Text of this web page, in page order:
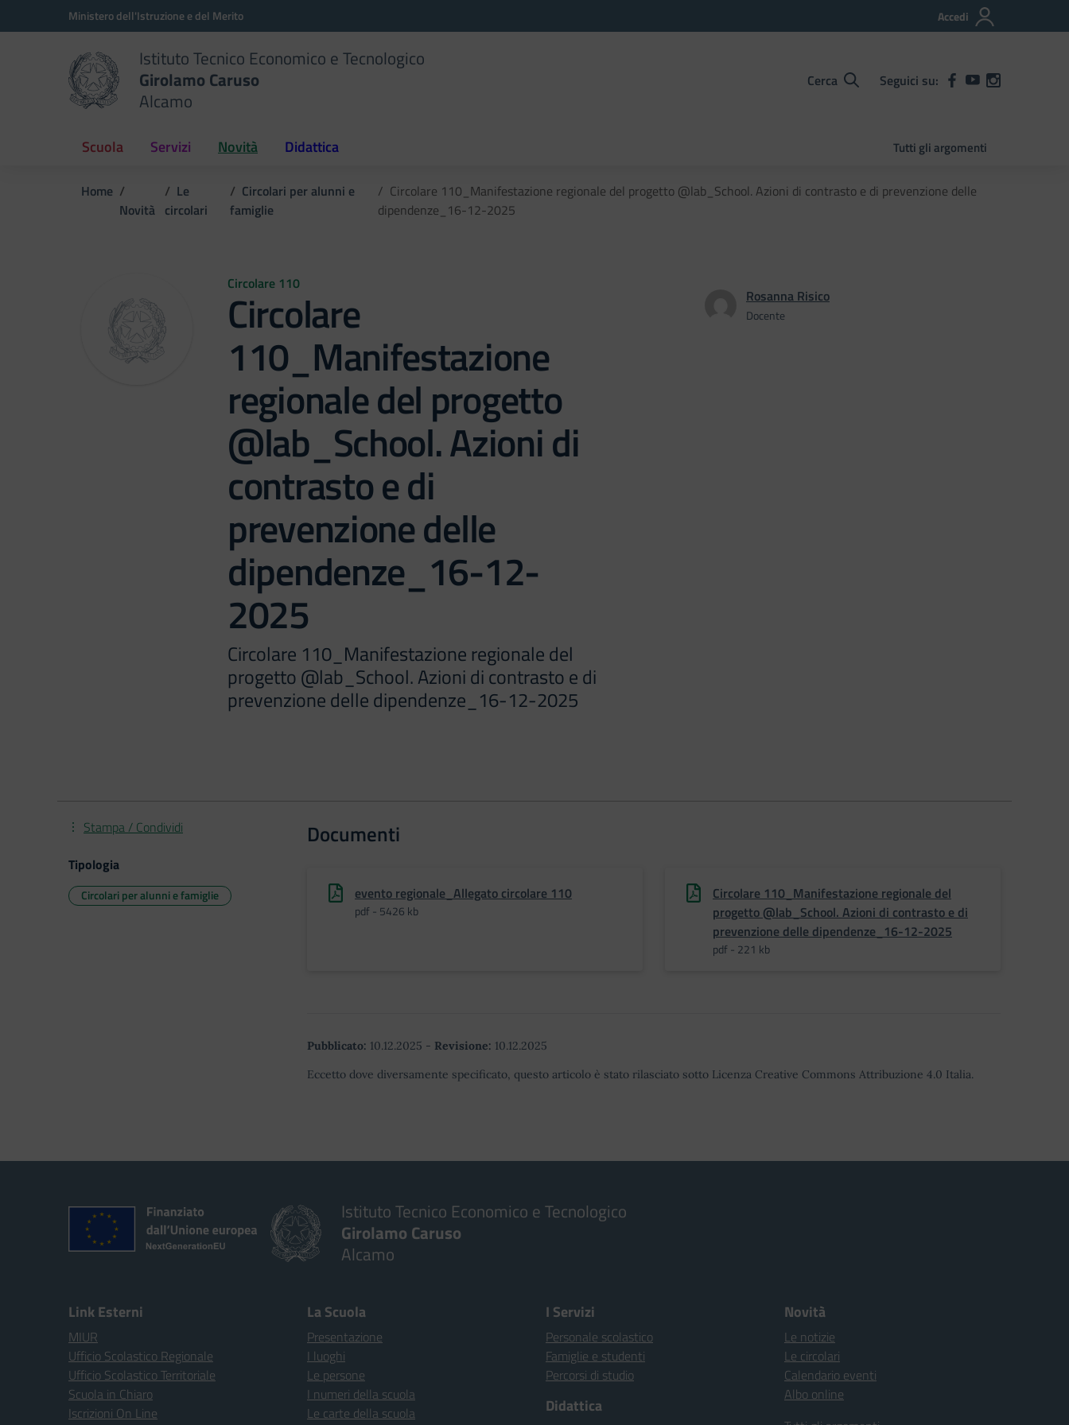
Vai ai contenuti
Vai al menu di navigazioneMinistero dell'Istruzione e del Merito Accedi
Istituto Tecnico Economico e Tecnologico
Girolamo Caruso
Alcamo
Cerca Seguici su:
Scuola Servizi Novità Didattica Tutti gli argomenti
Home
Novità
Le
circolari
Circolari per alunni e
famiglie
Circolare 110_Manifestazione regionale del progetto @lab_School. Azioni di contrasto e di prevenzione delle
dipendenze_16-12-2025
Circolare 110
Circolare
110_Manifestazione
regionale del progetto
@lab_School. Azioni di
contrasto e di
prevenzione delle
dipendenze_16-12-
2025
Circolare 110_Manifestazione regionale del
progetto @lab_School. Azioni di contrasto e di
prevenzione delle dipendenze_16-12-2025
Rosanna Risico
Docente
Documenti
evento regionale_Allegato circolare 110
pdf - 5426 kb
Circolare 110_Manifestazione regionale del
progetto @lab_School. Azioni di contrasto e di
prevenzione delle dipendenze_16-12-2025
pdf - 221 kb
Pubblicato: 10.12.2025 - Revisione: 10.12.2025
Eccetto dove diversamente specificato, questo articolo è stato rilasciato sotto Licenza Creative Commons Attribuzione 4.0 Italia.
Stampa / Condividi
Tipologia
Circolari per alunni e famiglie
Istituto Tecnico Economico e Tecnologico
Girolamo Caruso
Alcamo
Link Esterni
MIUR
Ufficio Scolastico Regionale
Ufficio Scolastico Territoriale
Scuola in Chiaro
Iscrizioni On Line
La Scuola
Presentazione
I luoghi
Le persone
I numeri della scuola
Le carte della scuola
I Servizi
Personale scolastico
Famiglie e studenti
Percorsi di studio
Didattica
Novità
Le notizie
Le circolari
Calendario eventi
Albo online